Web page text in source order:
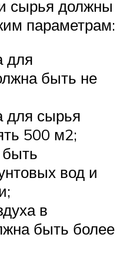
сырья должны
параметрам:
для
быть не
для сырья
500 м2;
вод и
в
быть более